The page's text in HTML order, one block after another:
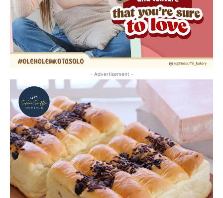
- Advertisement -